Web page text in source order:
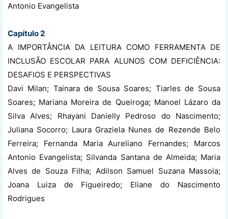
Antonio Evangelista
Capítulo 2
A IMPORTÂNCIA DA LEITURA COMO FERRAMENTA DE
INCLUSÃO ESCOLAR PARA ALUNOS COM DEFICIÊNCIA:
DESAFIOS E PERSPECTIVAS
Davi Milan; Tainara de Sousa Soares; Tiarles de Sousa
Soares; Mariana Moreira de Queiroga; Manoel Lázaro da
Silva Alves; Rhayani Danielly Pedroso do Nascimento;
Juliana Socorro; Laura Graziela Nunes de Rezende Belo
Ferreira; Fernanda Maria Aureliano Fernandes; Marcos
Antonio Evangelista; Silvanda Santana de Almeida; Maria
Alves de Souza Filha; Adilson Samuel Suzana Massoia;
Joana Luiza de Figueiredo; Eliane do Nascimento
Rodrigues